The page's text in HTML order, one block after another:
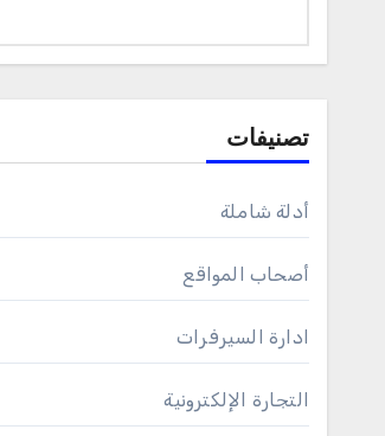
تصنيفات
أدلة شاملة
أصحاب المواقع
ادارة السيرفرات
التجارة الإلكترونية